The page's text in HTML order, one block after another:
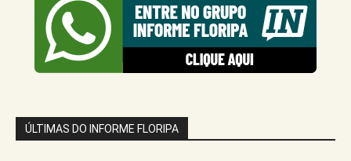
ÚLTIMAS DO INFORME FLORIPA